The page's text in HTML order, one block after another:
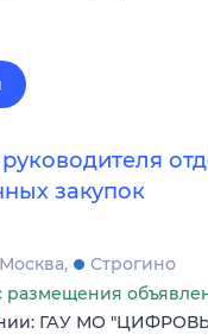
закупок
Москва
Строгино
размещения
ГАУ МО